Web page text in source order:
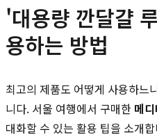
'대용량 깐달걀
용하는 방법
최고의 제품도 어떻게 사용하느
니다. 서울 여행에서 구매한 메
대화할 수 있는 활용 팁을 소개